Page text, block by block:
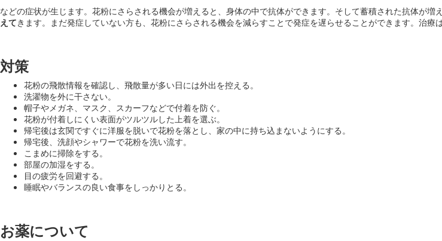
などの症状が生じます。花粉にさらされる機会が増えると、身体の中で抗体ができます。そして蓄積された抗体が増
えてきます。まだ発症していない方も、花粉にさらされる機会を減らすことで発症を遅らせることができます。治療は
対策
花粉の飛散情報を確認し、飛散量が多い日には外出を控える。
洗濯物を外に干さない。
帽子やメガネ、マスク、スカーフなどで付着を防ぐ。
花粉が付着しにくい表面がツルツルした上着を選ぶ。
帰宅後は玄関ですぐに洋服を脱いで花粉を落とし、家の中に持ち込まないようにする。
帰宅後、洗顔やシャワーで花粉を洗い流す。
こまめに掃除をする。
部屋の加湿をする。
目の疲労を回避する。
睡眠やバランスの良い食事をしっかりとる。
お薬について